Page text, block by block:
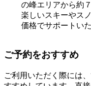
の峰エリアから約
楽しいスキーやス
価格でサポートいた
ご予約をおすすめ
ご利用いただく際には